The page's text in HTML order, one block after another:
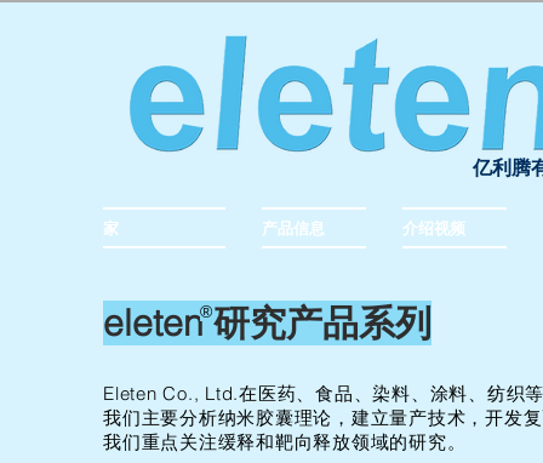
亿利腾
家 产品信息 介绍视频
eleten 研究产品系列
®︎
Eleten Co., Ltd.在医药、食品、染料、涂料、纺织
我们主要分析纳米胶囊理论，建立量产技术，开发
我们重点关注缓释和靶向释放领域的研究。